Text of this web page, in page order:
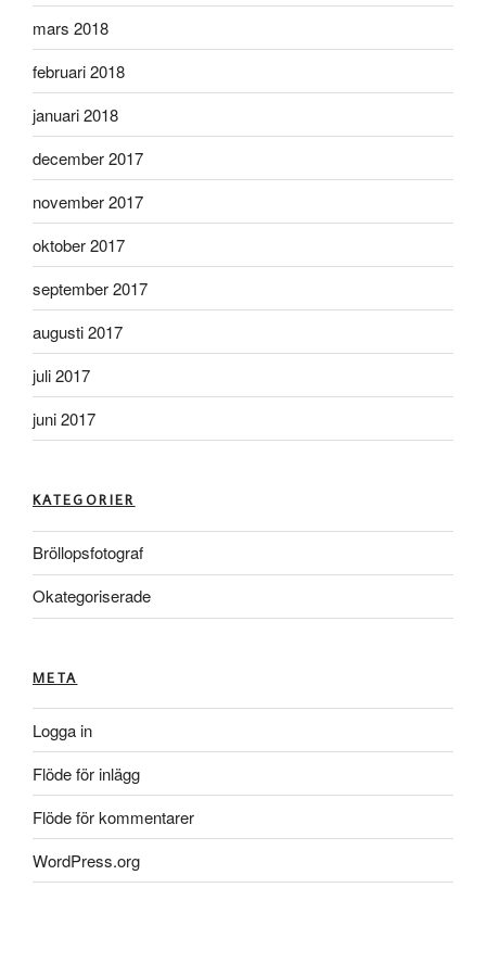
mars 2018
februari 2018
januari 2018
december 2017
november 2017
oktober 2017
september 2017
augusti 2017
juli 2017
juni 2017
KATEGORIER
Bröllopsfotograf
Okategoriserade
META
Logga in
Flöde för inlägg
Flöde för kommentarer
WordPress.org